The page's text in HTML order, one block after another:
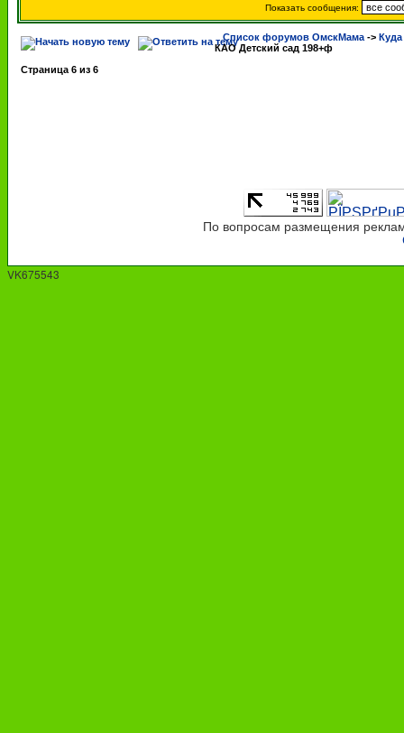
Показать сообщения:
Список форумов ОмскМама -> Куда
КАО Детский сад 198+ф
Страница 6 из 6
По вопросам размещения
VK675543